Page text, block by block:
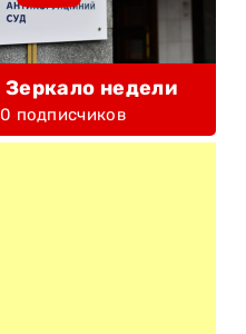
Зеркало недели
подписчиков